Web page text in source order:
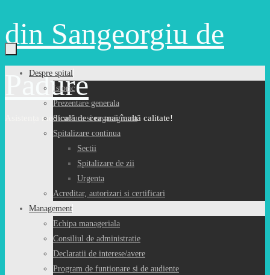
din Sangeorgiu de
Padure
Asistența medicală de cea mai înaltă calitate!
Despre spital
Istoric
Prezentare generala
Structura si organigrama
Spitalizare continua
Sectii
Spitalizare de zii
Urgenta
Acreditar, autorizari si certificari
Management
Echipa manageriala
Consiliul de administratie
Declaratii de interese/avere
Program de funtionare si de audiente